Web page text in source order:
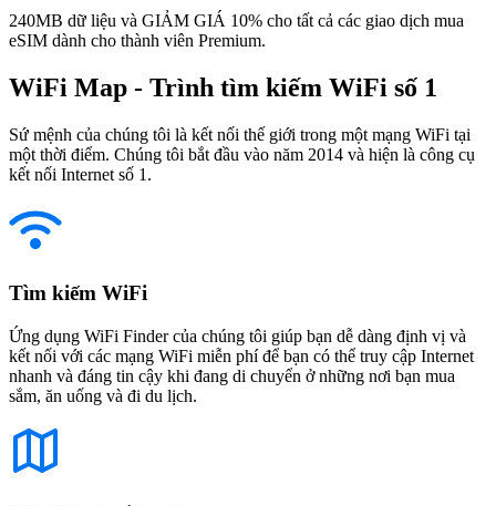
240MB dữ liệu và GIẢM GIÁ 10% cho tất cả các giao dịch mua
eSIM dành cho thành viên Premium.
WiFi Map - Trình tìm kiếm WiFi số 1
Sứ mệnh của chúng tôi là kết nối thế giới trong một mạng WiFi tại
một thời điểm. Chúng tôi bắt đầu vào năm 2014 và hiện là công cụ
kết nối Internet số 1.
Tìm kiếm WiFi
Ứng dụng WiFi Finder của chúng tôi giúp bạn dễ dàng định vị và
kết nối với các mạng WiFi miễn phí để bạn có thể truy cập Internet
nhanh và đáng tin cậy khi đang di chuyển ở những nơi bạn mua
sắm, ăn uống và đi du lịch.